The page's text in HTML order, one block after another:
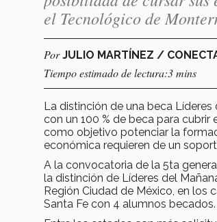
el Tecnológico de
PorJULIO MARTÍNEZ /
Tiempo estimado de lectura:3 mins
La distinción de una beca
con un 100 % de beca para
como objetivo potenciar la
económica requieren de un
A la convocatoria de la 5ta
la distinción de Líderes del
Región Ciudad de México, en los
Santa Fe con 4 alumnos becados.